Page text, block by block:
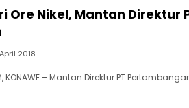
Ore Nikel, Mantan Direktur
2018
KONAWE – Mantan Direktur PT